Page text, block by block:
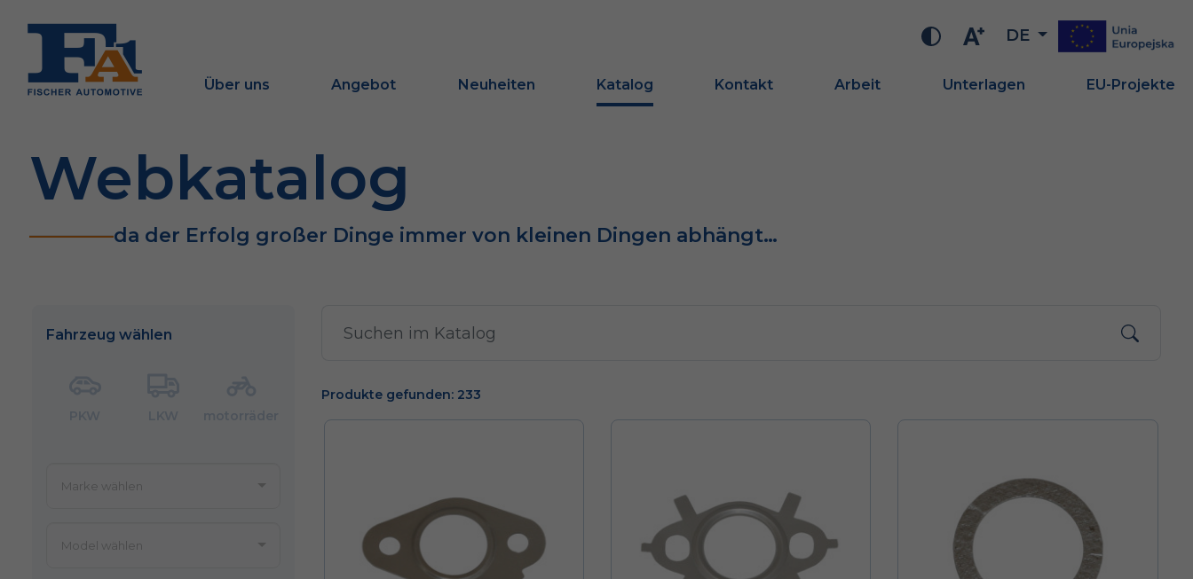
DE
Über uns Angebot Neuheiten Katalog Kontakt Arbeit Unterlagen EU-Projekte
Webkatalog
da der Erfolg großer Dinge immer von kleinen Dingen abhängt…
Fahrzeug wählen
Produkte gefunden: 233